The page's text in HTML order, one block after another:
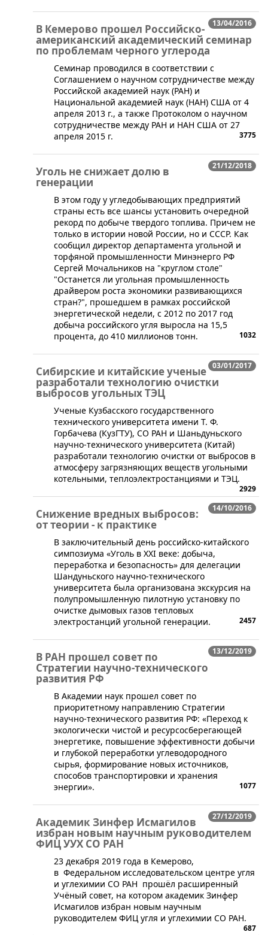
13/04/2016
В Кемерово прошел Российско-
американский академический семинар
по проблемам черного углерода
​Семинар проводился в соответствии с
Соглашением о научном сотрудничестве между
Российской академией наук (РАН) и
Национальной академией наук (НАН) США от 4
апреля 2013 г., а также Протоколом о научном
сотрудничестве между РАН и НАН США от 27
апреля 2015 г.
3775
21/12/2018
Уголь не снижает долю в
генерации
В этом году у угледобывающих предприятий
страны есть все шансы установить очередной
рекорд по добыче твердого топлива. Причем не
только в истории новой России, но и СССР. Как
сообщил директор департамента угольной и
торфяной промышленности Минэнерго РФ
Сергей Мочальников на "круглом столе"
"Останется ли угольная промышленность
драйвером роста экономики развивающихся
стран?", прошедшем в рамках российской
энергетической недели, с 2012 по 2017 год
добыча российского угля выросла на 15,5
процента, до 410 миллионов тонн.
1032
03/01/2017
Сибирские и китайские ученые
разработали технологию очистки
выбросов угольных ТЭЦ
Ученые Кузбасского государственного
технического университета имени Т. Ф.
Горбачева (КузГТУ), СО РАН и Шаньдуньского
научно-технического университета (Китай)
разработали технологию очистки от выбросов в
атмосферу загрязняющих веществ угольными
котельными, теплоэлектростанциями и ТЭЦ.
2929
14/10/2016
Снижение вредных выбросов:
от теории - к практике
​В заключительный день российско-китайского
симпозиума «Уголь в XXI веке: добыча,
переработка и безопасность» для делегации
Шандуньского научно-технического
университета была организована экскурсия на
полупромышленную пилотную установку по
очистке дымовых газов тепловых
электростанций угольной генерации.
2457
13/12/2019
В РАН прошел совет по
Стратегии научно-технического
развития РФ
​В Академии наук прошел совет по
приоритетному направлению Стратегии
научно-технического развития РФ: «Переход к
экологически чистой и ресурсосберегающей
энергетике, повышение эффективности добычи
и глубокой переработки углеводородного
сырья, формирование новых источников,
способов транспортировки и хранения
энергии».
1077
27/12/2019
Академик Зинфер Исмагилов
избран новым научным руководителем
ФИЦ УУХ СО РАН
​23 декабря 2019 года в Кемерово,
в Федеральном исследовательском центре угля
и углехимии СО РАН прошёл расширенный
Учёный совет, на котором академик Зинфер
Исмагилов избран новым научным
руководителем ФИЦ угля и углехимии СО РАН.
687